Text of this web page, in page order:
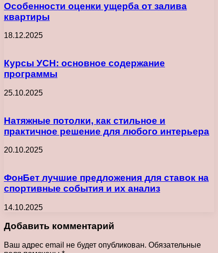
Особенности оценки ущерба от залива
квартиры
18.12.2025
Курсы УСН: основное содержание
программы
25.10.2025
Натяжные потолки, как стильное и
практичное решение для любого интерьера
20.10.2025
ФонБет лучшие предложения для ставок на
спортивные события и их анализ
14.10.2025
Добавить комментарий
Ваш адрес email не будет опубликован. Обязательные